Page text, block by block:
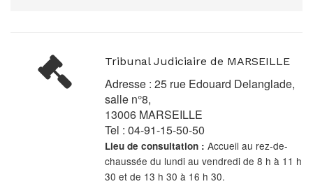
Tribunal Judiciaire de MARSEILLE
Adresse : 25 rue Edouard Delanglade,
salle n°8,
13006 MARSEILLE
Tel : 04-91-15-50-50
Lieu de consultation :Accueil au rez-de-
chaussée du lundi au vendredi de 8 h à 11 h
30 et de 13 h 30 à 16 h 30.